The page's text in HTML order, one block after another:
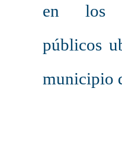
en los
públicos
municipio